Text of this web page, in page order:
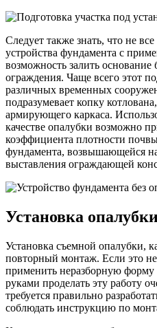
Следует также знать, что не
устройства фундамента с
возможность залить
ограждения. Чаще всего этот
различных временных
подразумевает копку
армирующего каркаса.
качестве опалубки возможно
коэффициента плотности
фундамента, возвышающейся
выставления ограждающей
Установка
Установка съемной опалубки,
повторный монтаж. Если это не
применить неразборную
руками проделать эту работу
требуется правильно
соблюдать инструкцию по